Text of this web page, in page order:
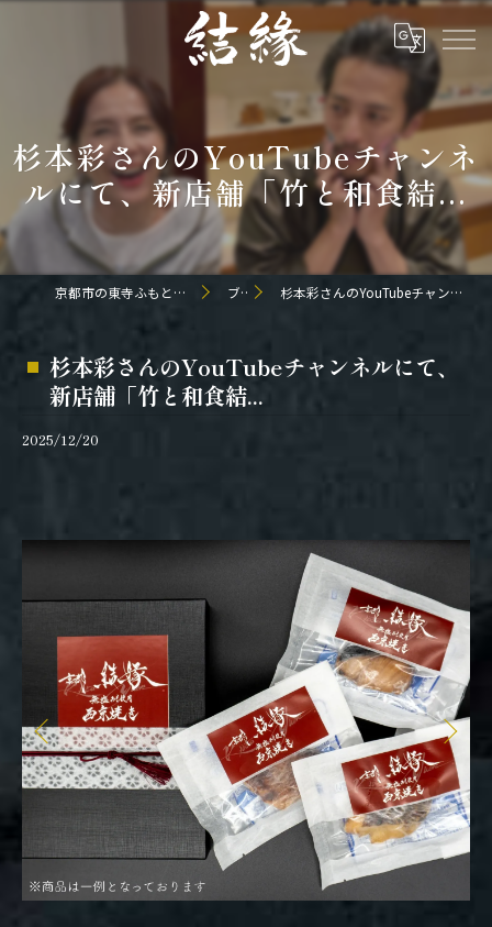
杉本彩さんのYouTubeチャンネ
ルにて、新店舗「竹と和食結...
京都市の東寺ふもとの和食なら日本料理 結縁 ブログ 杉本彩さんのYouTubeチャンネルにて、新店舗「竹と和食結...
杉本彩さんのYouTubeチャンネルにて、
新店舗「竹と和食結...
2025/12/20